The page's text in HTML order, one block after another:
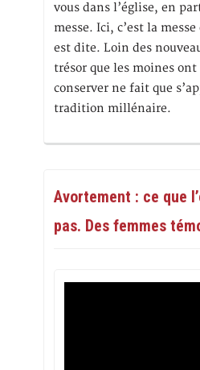
vous dans l’église, en
messe. Ici, c’est la
est dite. Loin des
trésor que les moines
conserver ne fait que
tradition millénaire.
Avortement : ce que
pas. Des femmes